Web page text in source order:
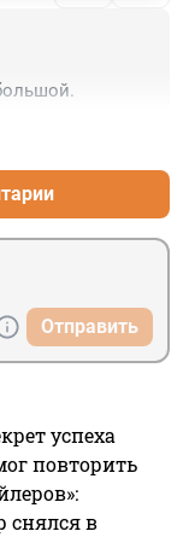
Отправить
успеха
повторить
снялся в